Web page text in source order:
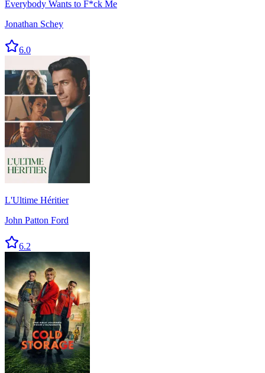
Everybody Wants to F*ck Me
Jonathan Schey
6.0
L'Ultime Héritier
John Patton Ford
6.2